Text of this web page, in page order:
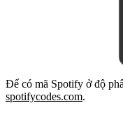
Để có mã Spotify ở độ
spotifycodes.com.